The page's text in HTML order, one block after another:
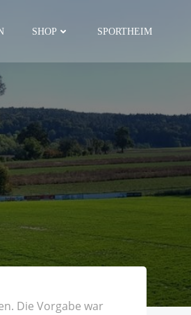
SHOP SPORTHEIM
Die Vorgabe war